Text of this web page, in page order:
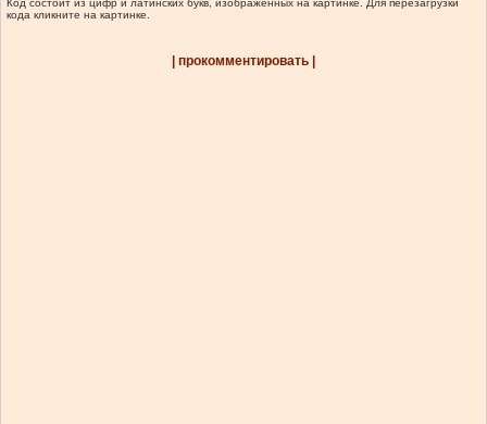
Код состоит из цифр и латинских букв, изображенных на картинке. Для перезагрузки
кода кликните на картинке.
| прокомментировать |